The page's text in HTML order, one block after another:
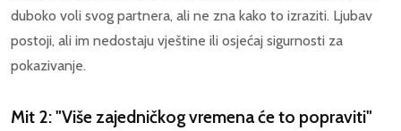
duboko voli svog partnera, ali ne zna kako to izraziti. Ljubav
postoji, ali im nedostaju vještine ili osjećaj sigurnosti za
pokazivanje.
Mit 2: "Više zajedničkog vremena će to popraviti"